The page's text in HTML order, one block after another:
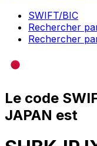
SWIFT/BIC
Rechercher
Rechercher
Le code
JAPAN est